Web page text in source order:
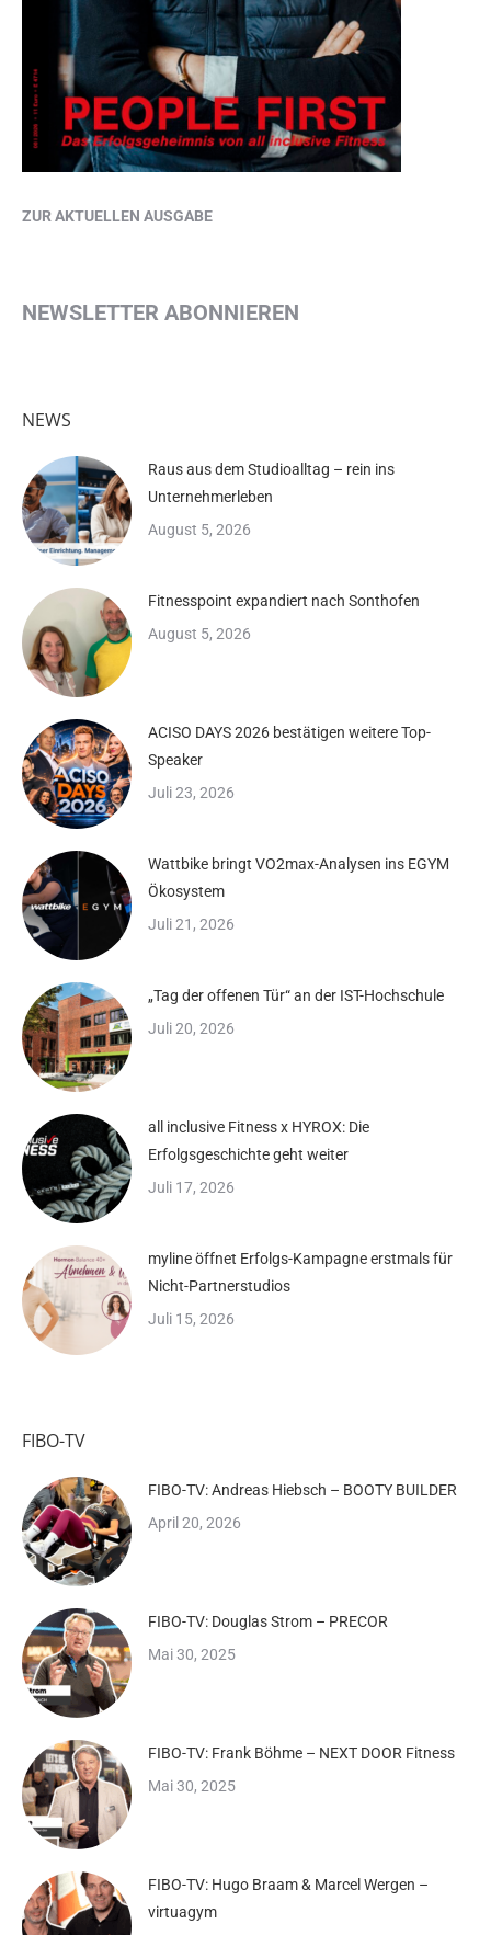
ZUR AKTUELLEN AUSGABE
NEWSLETTER ABONNIEREN
NEWS
Raus aus dem Studioalltag – rein ins
Unternehmerleben
August 5, 2026
Fitnesspoint expandiert nach Sonthofen
August 5, 2026
ACISO DAYS 2026 bestätigen weitere Top-
Speaker
Juli 23, 2026
Wattbike bringt VO2max-Analysen ins EGYM
Ökosystem
Juli 21, 2026
„Tag der offenen Tür“ an der IST-Hochschule
Juli 20, 2026
all inclusive Fitness x HYROX: Die
Erfolgsgeschichte geht weiter
Juli 17, 2026
myline öffnet Erfolgs-Kampagne erstmals für
Nicht-Partnerstudios
Juli 15, 2026
FIBO-TV
FIBO-TV: Andreas Hiebsch – BOOTY BUILDER
April 20, 2026
FIBO-TV: Douglas Strom – PRECOR
Mai 30, 2025
FIBO-TV: Frank Böhme – NEXT DOOR Fitness
Mai 30, 2025
FIBO-TV: Hugo Braam & Marcel Wergen –
virtuagym